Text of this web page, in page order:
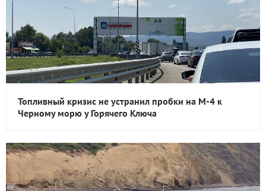
Топливный кризис не устранил пробки на М-4 к
Черному морю у Горячего Ключа